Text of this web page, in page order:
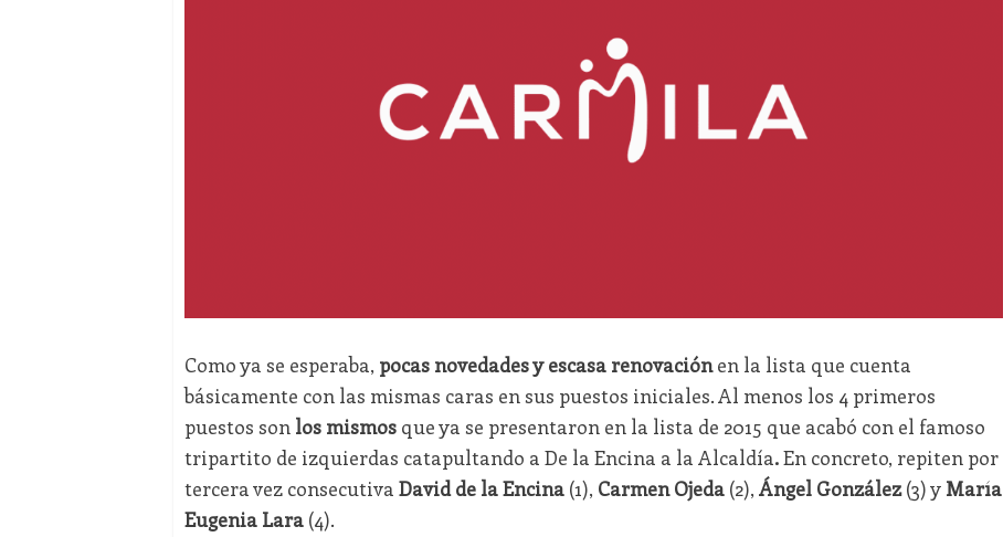
Como ya se esperaba, pocas novedades y escasa renovaciónen la lista que cuenta
básicamente con las mismas caras en sus puestos iniciales. Al menos los 4 primeros
puestos son los mismosque ya se presentaron en la lista de 2015 que acabó con el famoso
tripartito de izquierdas catapultando a De la Encina a la Alcaldía.En concreto, repiten por
tercera vez consecutiva David de la Encina(1), Carmen Ojeda(2), Ángel González(3) y María
Eugenia Lara(4).